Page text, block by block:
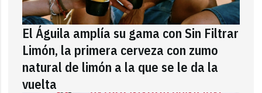
El Águila amplía su gama con Sin Filtrar
Limón, la primera cerveza con zumo
natural de limón a la que se le da la
vuelta